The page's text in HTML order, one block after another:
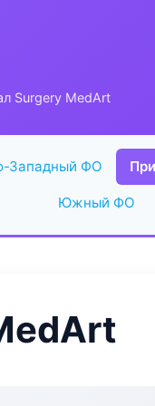
Surgery MedArt
Западный ФО
Южный ФО